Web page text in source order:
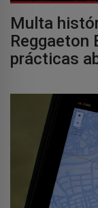
Multa
Reggaeton
prácticas